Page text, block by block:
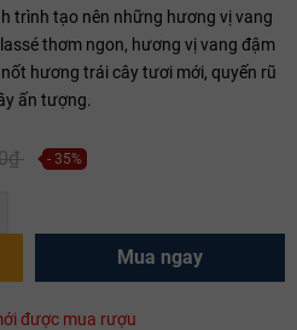
trình tạo nên những hương vị vang
thơm ngon, hương vị vang đậm
hương trái cây tươi mới, quyến rũ
ấn tượng.
- 35%
Mua ngay
được mua rượu